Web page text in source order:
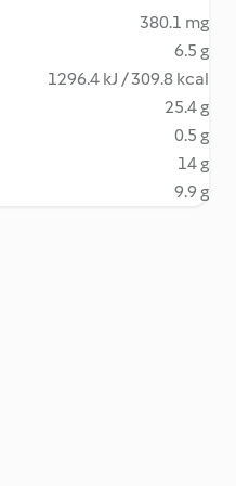
380.1 mg
6.5 g
1296.4 kJ / 309.8 kcal
25.4 g
0.5 g
14 g
9.9 g